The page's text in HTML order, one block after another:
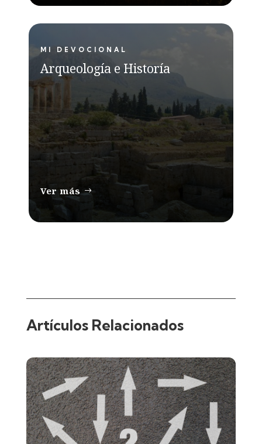
MI DEVOCIONAL
Arqueología e Historía
Ver más
Artículos Relacionados